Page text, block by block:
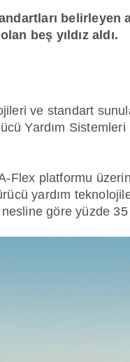
beş yıldız aldı.
ve standart
Yardım
Flex platformu
yardım
göre yüzde